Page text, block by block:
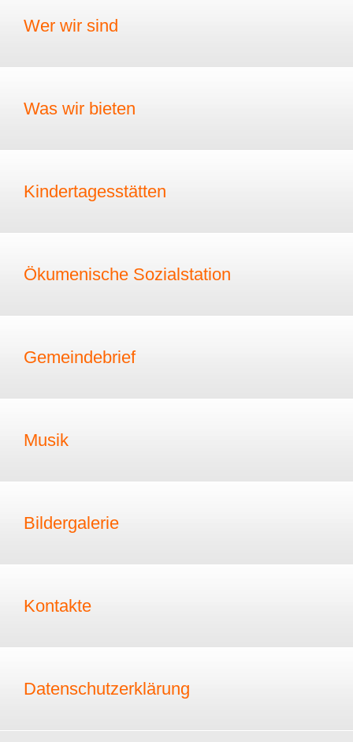
Wer wir sind
Was wir bieten
Kindertagesstätten
Ökumenische Sozialstation
Gemeindebrief
Musik
Bildergalerie
Kontakte
Datenschutzerklärung